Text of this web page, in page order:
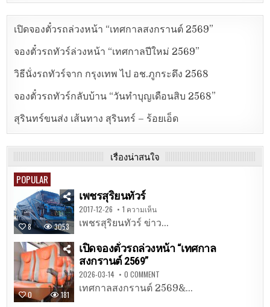
เปิดจองตั๋วรถล่วงหน้า “เทศกาลสงกรานต์ 2569”
จองตั๋วรถทัวร์ล่วงหน้า “เทศกาลปีใหม่ 2569”
วิธีนั่งรถทัวร์จาก กรุงเทพ ไป อช.ภูกระดึง 2568
จองตั๋วรถทัวร์กลับบ้าน “วันทำบุญเดือนสิบ 2568”
สุรินทร์ขนส่ง เส้นทาง สุรินทร์ – ร้อยเอ็ด
เรื่องน่าสนใจ
POPULAR
8 3053
เพชรสุริยนทัวร์
2017-12-26 1 ความเห็น
เพชรสุริยนทัวร์ ข่าว...
0 181
เปิดจองตั๋วรถล่วงหน้า “เทศกาล
สงกรานต์ 2569”
2026-03-14 0 COMMENT
เทศกาลสงกรานต์ 2569&...